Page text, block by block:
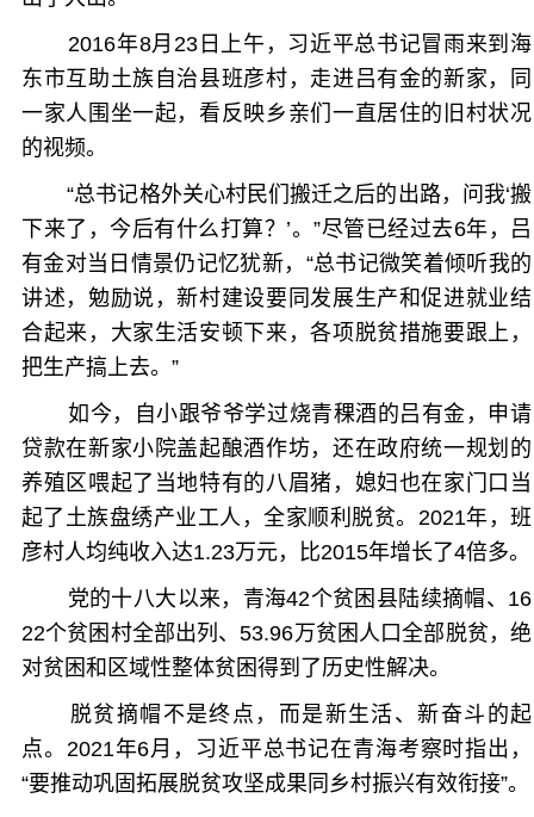
2016年8月23日上午，习近平总书记冒雨来到海
东市互助土族自治县班彦村，走进吕有金的新家，同
一家人围坐一起，看反映乡亲们一直居住的旧村状况
的视频。
“总书记格外关心村民们搬迁之后的出路，问我‘搬
下来了，今后有什么打算？’。”尽管已经过去6年，吕
有金对当日情景仍记忆犹新，“总书记微笑着倾听我的
讲述，勉励说，新村建设要同发展生产和促进就业结
合起来，大家生活安顿下来，各项脱贫措施要跟上，
把生产搞上去。”
如今，自小跟爷爷学过烧青稞酒的吕有金，申请
贷款在新家小院盖起酿酒作坊，还在政府统一规划的
养殖区喂起了当地特有的八眉猪，媳妇也在家门口当
起了土族盘绣产业工人，全家顺利脱贫。2021年，班
彦村人均纯收入达1.23万元，比2015年增长了4倍多。
党的十八大以来，青海42个贫困县陆续摘帽、16
22个贫困村全部出列、53.96万贫困人口全部脱贫，绝
对贫困和区域性整体贫困得到了历史性解决。
脱贫摘帽不是终点，而是新生活、新奋斗的起
点。2021年6月，习近平总书记在青海考察时指出，
“要推动巩固拓展脱贫攻坚成果同乡村振兴有效衔接”。